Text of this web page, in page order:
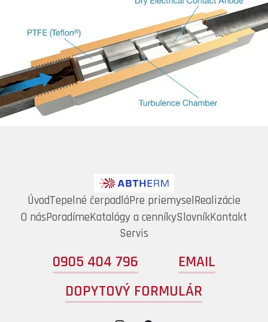
ÚvodTepelné čerpadláPre priemyselRealizácie
O násPoradímeKatalógy a cenníkySlovníkKontakt
Servis
0905 404 796
EMAIL
DOPYTOVÝ FORMULÁR